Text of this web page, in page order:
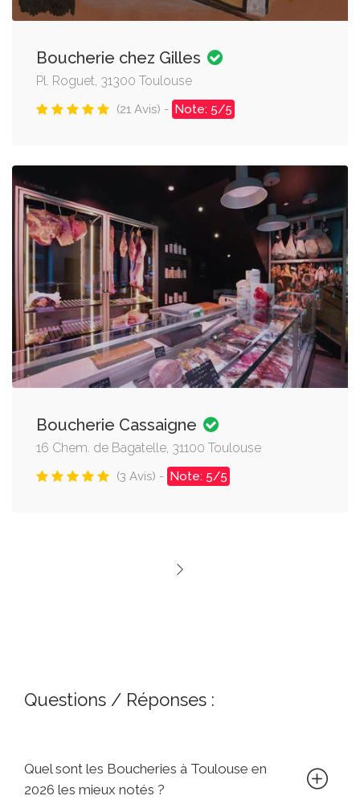
Boucherie chez Gilles
Pl. Roguet, 31300 Toulouse
(21 Avis) - Note: 5/5
Boucherie Cassaigne
16 Chem. de Bagatelle, 31100 Toulouse
(3 Avis) - Note: 5/5
Questions / Réponses :
Quel sont les Boucheries à Toulouse en
2026 les mieux notés ?